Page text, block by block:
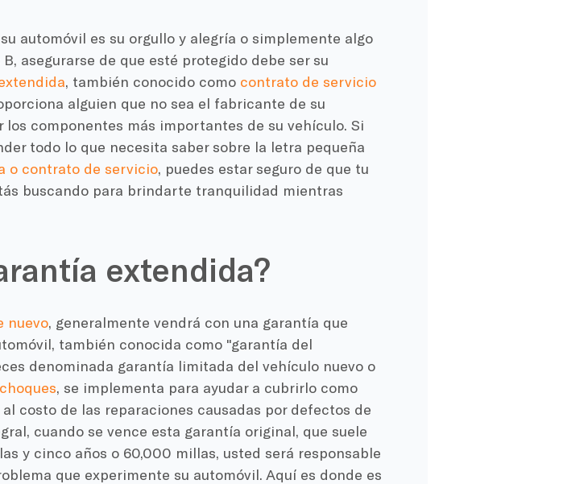
automóvil es su orgullo y alegría o simplemente algo
asegurarse de que esté protegido debe ser su
, también conocido como contrato de servicio
alguien que no sea el fabricante de su
los componentes más importantes de su vehículo. Si
todo lo que necesita saber sobre la letra pequeña
o contrato de servicio, puedes estar seguro de que tu
buscando para brindarte tranquilidad mientras
extendida?
nuevo, generalmente vendrá con una garantía que
también conocida como "garantía del
denominada garantía limitada del vehículo nuevo o
, se implementa para ayudar a cubrirlo como
costo de las reparaciones causadas por defectos de
cuando se vence esta garantía original, que suele
y cinco años o 60,000 millas, usted será responsable
que experimente su automóvil. Aquí es donde es